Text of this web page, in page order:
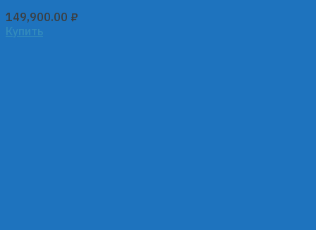
149,900.00 ₽
Купить